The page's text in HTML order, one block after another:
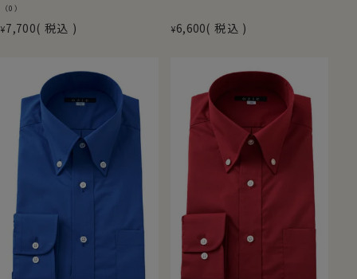
（0）
¥7,700 税込 ¥6,600 税込